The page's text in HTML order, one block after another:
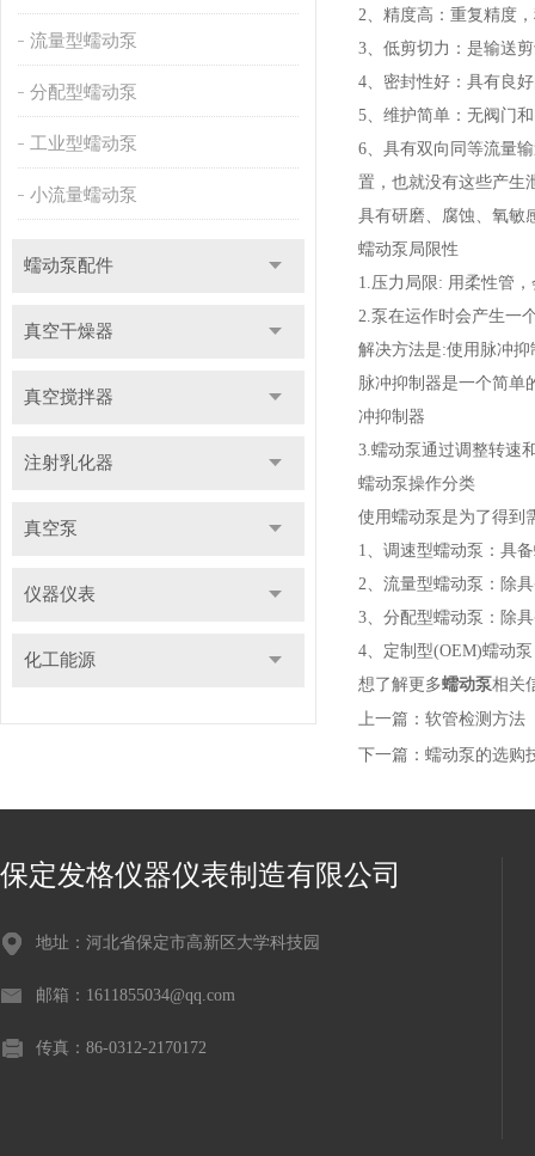
流量型蠕动泵
分配型蠕动泵
工业型蠕动泵
小流量蠕动泵
蠕动泵配件
真空干燥器
真空搅拌器
注射乳化器
真空泵
仪器仪表
化工能源
2、精度高：重复精度
3、低剪切力：是输送
4、密封性好：具有良
5、维护简单：无阀门
6、具有双向同等流量
置，也就没有这些产生
具有研磨、腐蚀、氧敏
蠕动泵局限性
1.压力局限: 用柔性管
2.泵在运作时会产生一
解决方法是:使用脉冲抑
脉冲抑制器是一个简单
冲抑制器
3.蠕动泵通过调整转速
蠕动泵操作分类
使用蠕动泵是为了得到
1、调速型蠕动泵：具
2、流量型蠕动泵：除
3、分配型蠕动泵：除
4、定制型(OEM)蠕动
想了解更多蠕动泵相关
上一篇： 软管检测方法
下一篇： 蠕动泵的选购
保定发格仪器仪表制造有限公司
地址：河北省保定市高新区大学科技园
邮箱：1611855034@qq.com
传真：86-0312-2170172